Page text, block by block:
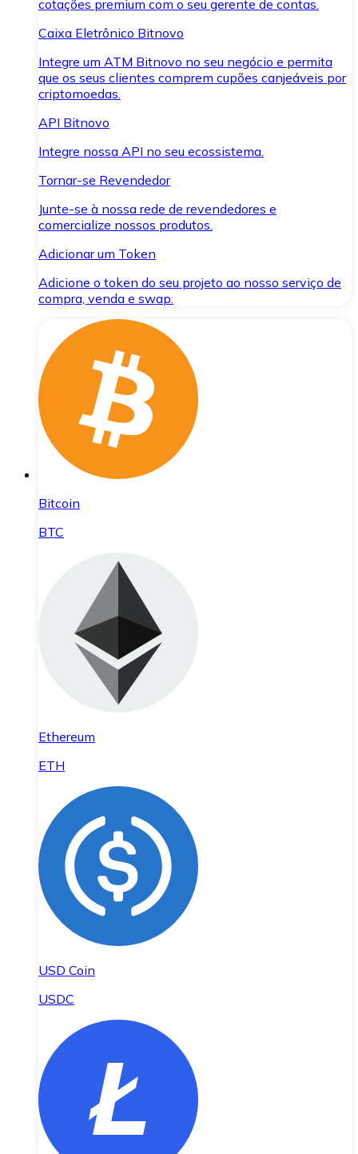
cotações premium com o seu gerente de contas.
Caixa Eletrônico Bitnovo
Integre um ATM Bitnovo no seu negócio e permita
que os seus clientes comprem cupões canjeáveis por
criptomoedas.
API Bitnovo
Integre nossa API no seu ecossistema.
Tornar-se Revendedor
Junte-se à nossa rede de revendedores e
comercialize nossos produtos.
Adicionar um Token
Adicione o token do seu projeto ao nosso serviço de
compra, venda e swap.
Bitcoin
BTC
Ethereum
ETH
USD Coin
USDC